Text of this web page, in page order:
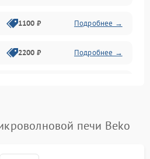
1100 ₽ Подробнее →
2200 ₽ Подробнее →
Подробнее →
печи Beko